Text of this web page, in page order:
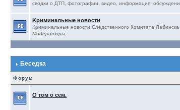
сводки о ДТП, фотографии, видео, информация,
Kриминальные новости
Криминальные новости Следственного Комитета Лабинска
Модераторы:
Беседка
Форум
О том о сем.